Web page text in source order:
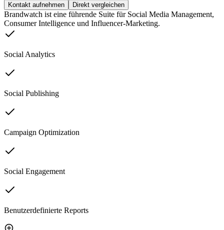
Kontakt aufnehmen Direkt vergleichen
Brandwatch ist eine führende Suite für Social Media Management,
Consumer Intelligence und Influencer-Marketing.
Social Analytics
Social Publishing
Campaign Optimization
Social Engagement
Benutzerdefinierte Reports